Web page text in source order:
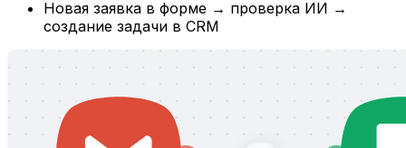
Новая заявка в форме → проверка ИИ →
создание задачи в CRM